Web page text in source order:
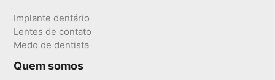
Implante dentário
Lentes de contato
Medo de dentista
Quem somos